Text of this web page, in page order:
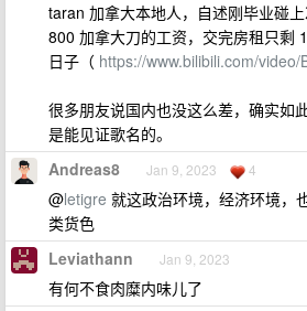
taran 加拿大本地人，自述刚毕业碰
800 加拿大刀的工资，交完房租只剩
日子（ https://www.bilibili.com/video/
很多朋友说国内也没这么差，确实如
是能见证歌名的。
Andreas8 Jan 9, 2023 4
@letigre 就这政治环境，经济环境，
类货色
Leviathann Jan 9, 2023
有何不食肉糜内味儿了